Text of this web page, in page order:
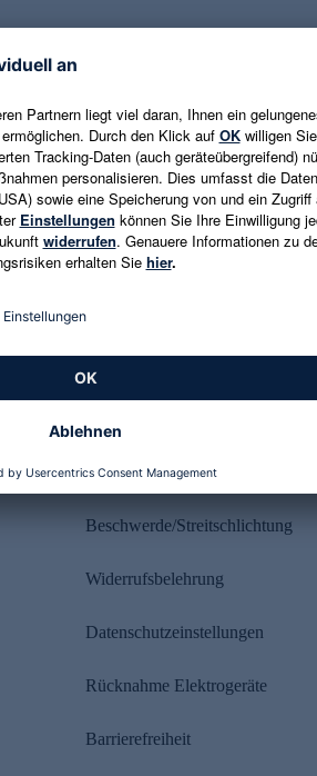
in
E-Mail-Adresse eingeben
Es gelten die Datenschutzrichtlinien
Rechtliches
Beschwerde/Streitschlichtung
Widerrufsbelehrung
Datenschutzeinstellungen
Rücknahme Elektrogeräte
Barrierefreiheit